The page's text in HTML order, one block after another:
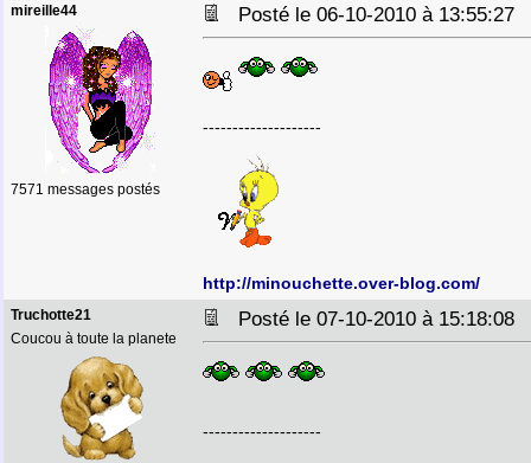
mireille44
7571 messages postés
Posté le 06-10-2010 à 13:55:27
--------------------
http://minouchette.over-blog.com/
Truchotte21
Coucou à toute la planete
Posté le 07-10-2010 à 15:18:08
--------------------